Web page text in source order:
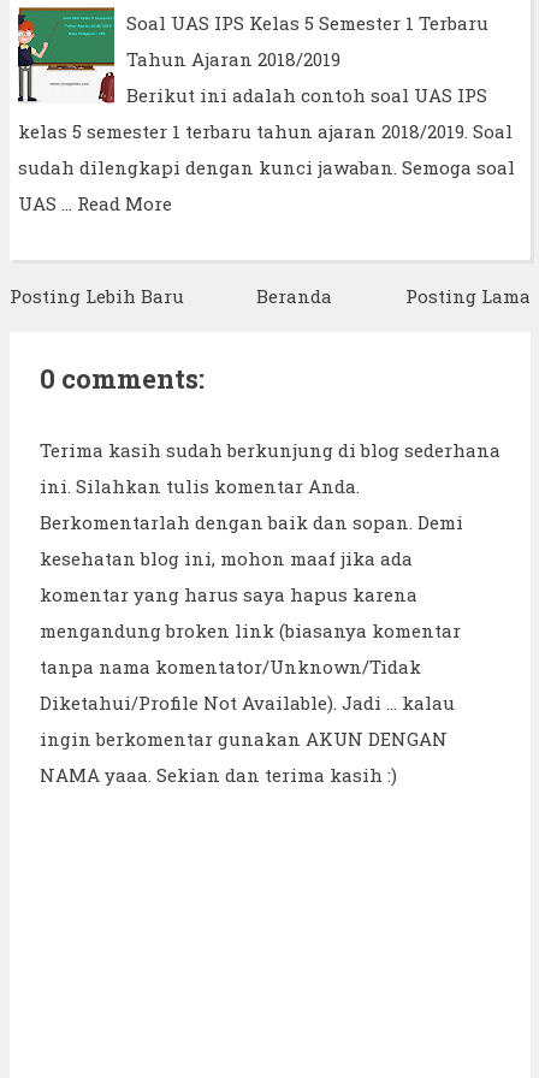
Soal UAS IPS Kelas 5 Semester 1 Terbaru
Tahun Ajaran 2018/2019
Berikut ini adalah contoh soal UAS IPS
kelas 5 semester 1 terbaru tahun ajaran 2018/2019. Soal
sudah dilengkapi dengan kunci jawaban. Semoga soal
UAS …
Read More
Posting Lebih Baru Posting Lama
Beranda
0 comments:
Terima kasih sudah berkunjung di blog sederhana
ini. Silahkan tulis komentar Anda.
Berkomentarlah dengan baik dan sopan. Demi
kesehatan blog ini, mohon maaf jika ada
komentar yang harus saya hapus karena
mengandung broken link (biasanya komentar
tanpa nama komentator/Unknown/Tidak
Diketahui/Profile Not Available). Jadi ... kalau
ingin berkomentar gunakan AKUN DENGAN
NAMA yaaa. Sekian dan terima kasih :)